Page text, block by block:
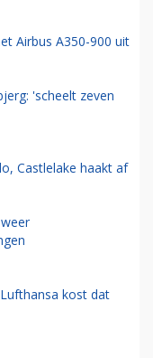
Airbus A350-900 uit
'scheelt zeven
Castlelake haakt af
kost dat